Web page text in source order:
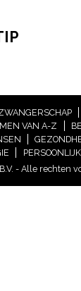
VAN A-Z
- Alle rechten